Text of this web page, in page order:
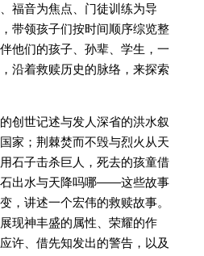
福音为焦点、门徒训练为导
带领孩子们按时间顺序综览整
他们的孩子、孙辈、学生，一
沿着救赎历史的脉络，来探索
创世记述与发人深省的洪水叙
家；荆棘焚而不毁与烈火从天
石子击杀巨人，死去的孩童借
出水与天降吗哪——这些故事
，讲述一个宏伟的救赎故事。
现神丰盛的属性、荣耀的作
许、借先知发出的警告，以及